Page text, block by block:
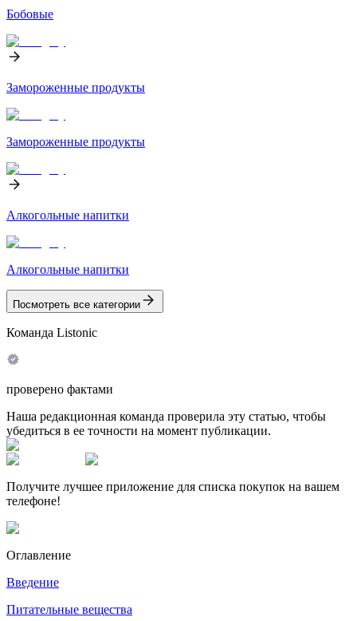
Бобовые
Замороженные продукты
Замороженные продукты
Алкогольные напитки
Алкогольные напитки
Посмотреть все категории
Команда Listonic
проверено фактами
Наша редакционная команда проверила эту статью, чтобы
убедиться в ее точности на момент публикации.
Получите лучшее приложение для списка покупок на вашем
телефоне!
Оглавление
Введение
Питательные вещества